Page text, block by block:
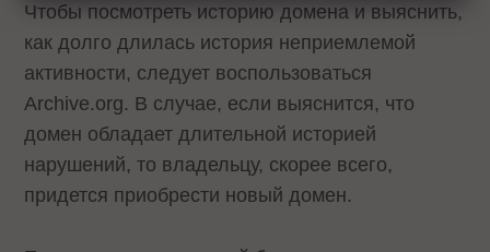
Чтобы посмотреть историю домена и выяснить,
как долго длилась история неприемлемой
активности, следует воспользоваться
Archive.org. В случае, если выяснится, что
домен обладает длительной историей
нарушений, то владельцу, скорее всего,
придется приобрести новый домен.